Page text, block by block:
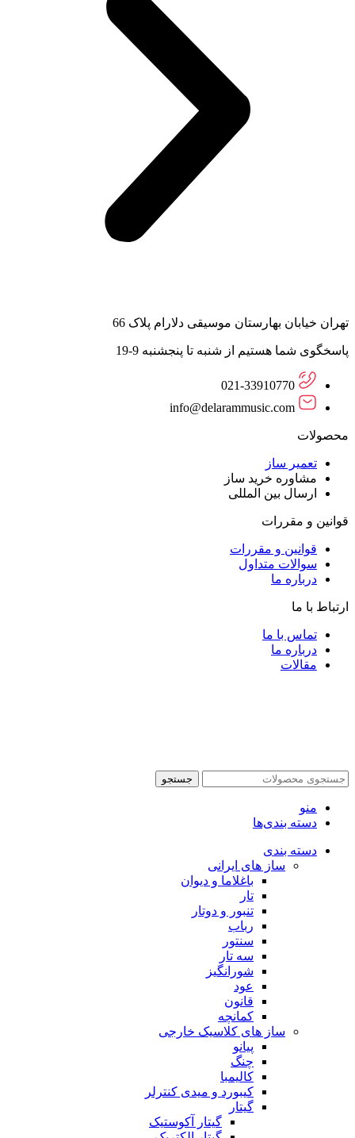
تهران خیابان بهارستان موسیقی دلارام پلاک 66
پاسخگوی شما هستیم از شنبه تا پنجشنبه 9-19
021-33910770
info@delarammusic.com
محصولات
تعمیر ساز
مشاوره خرید ساز
ارسال بین المللی
قوانین و مقررات
قوانین و مقررات
سوالات متداول
درباره ما
ارتباط با ما
تماس با ما
درباره ما
مقالات
جستجو
منو
دسته بندی‌ها
دسته بندی
ساز های ایرانی
باغلاما و دیوان
تار
تنبور و دوتار
رباب
سنتور
سه تار
شورانگیز
عود
قانون
کمانچه
ساز های کلاسیک خارجی
پیانو
چنگ
کالیمبا
کیبورد و میدی کنترلر
گیتار
گیتار آکوستیک